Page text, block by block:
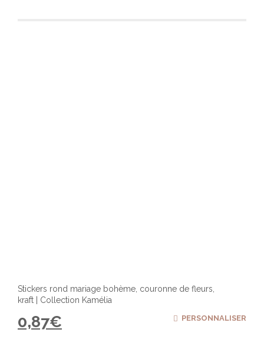
Stickers rond mariage bohème, couronne de fleurs,
kraft | Collection Kamélia
0,87€ PERSONNALISER